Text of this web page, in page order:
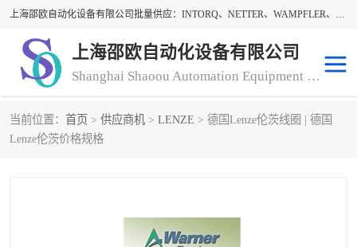
上海邵欧自动化设备有限公司批量供应：INTORQ、NETTER、WAMPFLER、WARNER、WICHITA、三菱离合器、warner离合器、NETTER振动器、WAMPFLER滑触线。上海邵欧自动化设备有限公司提供创新技术与产品解决方案，让客户享有高性价比，优质的产品和服务，我们坚持以持续技术和服务创新为客户不断创造价值。欢迎来电咨询！
上海邵欧自动化设备有限公司
Shanghai Shaoou Automation Equipment Co., Ltd
当前位置： 首页 > 供应商机 > LENZE > 德国Lenze伦茨线圈 | 德国
Lenze伦茨价格规格
warner离合器
三菱离合器